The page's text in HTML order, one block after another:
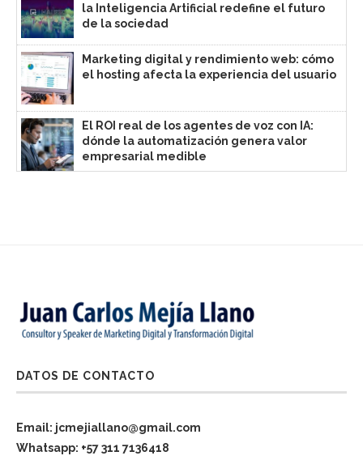
la Inteligencia Artificial redefine el futuro
de la sociedad
Marketing digital y rendimiento web: cómo
el hosting afecta la experiencia del usuario
El ROI real de los agentes de voz con IA:
dónde la automatización genera valor
empresarial medible
DATOS DE CONTACTO
Email: jcmejiallano@gmail.com
Whatsapp: +57 311 7136418